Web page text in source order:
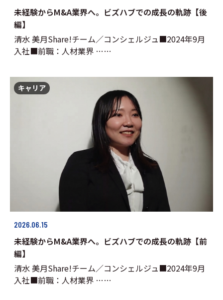
未経験からM&A業界へ。ビズハブでの成長の軌跡【後
編】
清水 美月Share!チーム／コンシェルジュ■2024年9月
入社■前職：人材業界 ……
2026.06.15
未経験からM&A業界へ。ビズハブでの成長の軌跡【前
編】
清水 美月Share!チーム／コンシェルジュ■2024年9月
入社■前職：人材業界 ……
キャリア